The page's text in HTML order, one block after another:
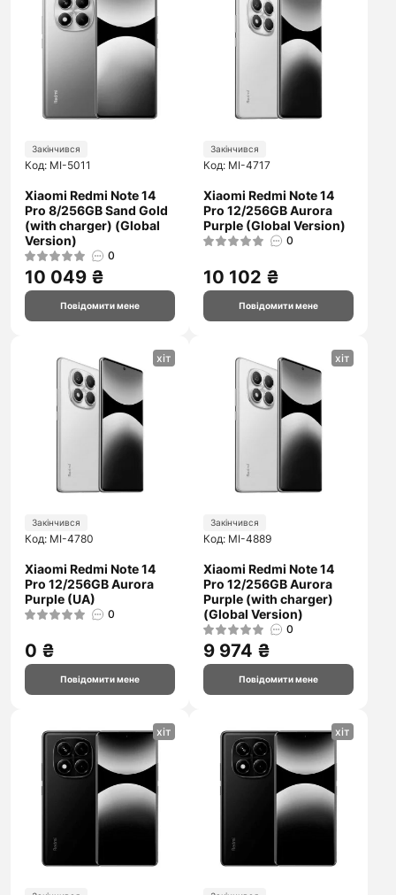
Закінчився
Код: MI-5011
Xiaomi Redmi Note 14
Pro 8/256GB Sand Gold
(with charger) (Global
Version)
0
10 049 ₴
Повідомити мене
Закінчився
Код: MI-4717
Xiaomi Redmi Note 14
Pro 12/256GB Aurora
Purple (Global Version)
0
10 102 ₴
Повідомити мене
хіт
Закінчився
Код: MI-4780
Xiaomi Redmi Note 14
Pro 12/256GB Aurora
Purple (UA)
0
0 ₴
Повідомити мене
хіт
Закінчився
Код: MI-4889
Xiaomi Redmi Note 14
Pro 12/256GB Aurora
Purple (with charger)
(Global Version)
0
9 974 ₴
Повідомити мене
хіт хіт